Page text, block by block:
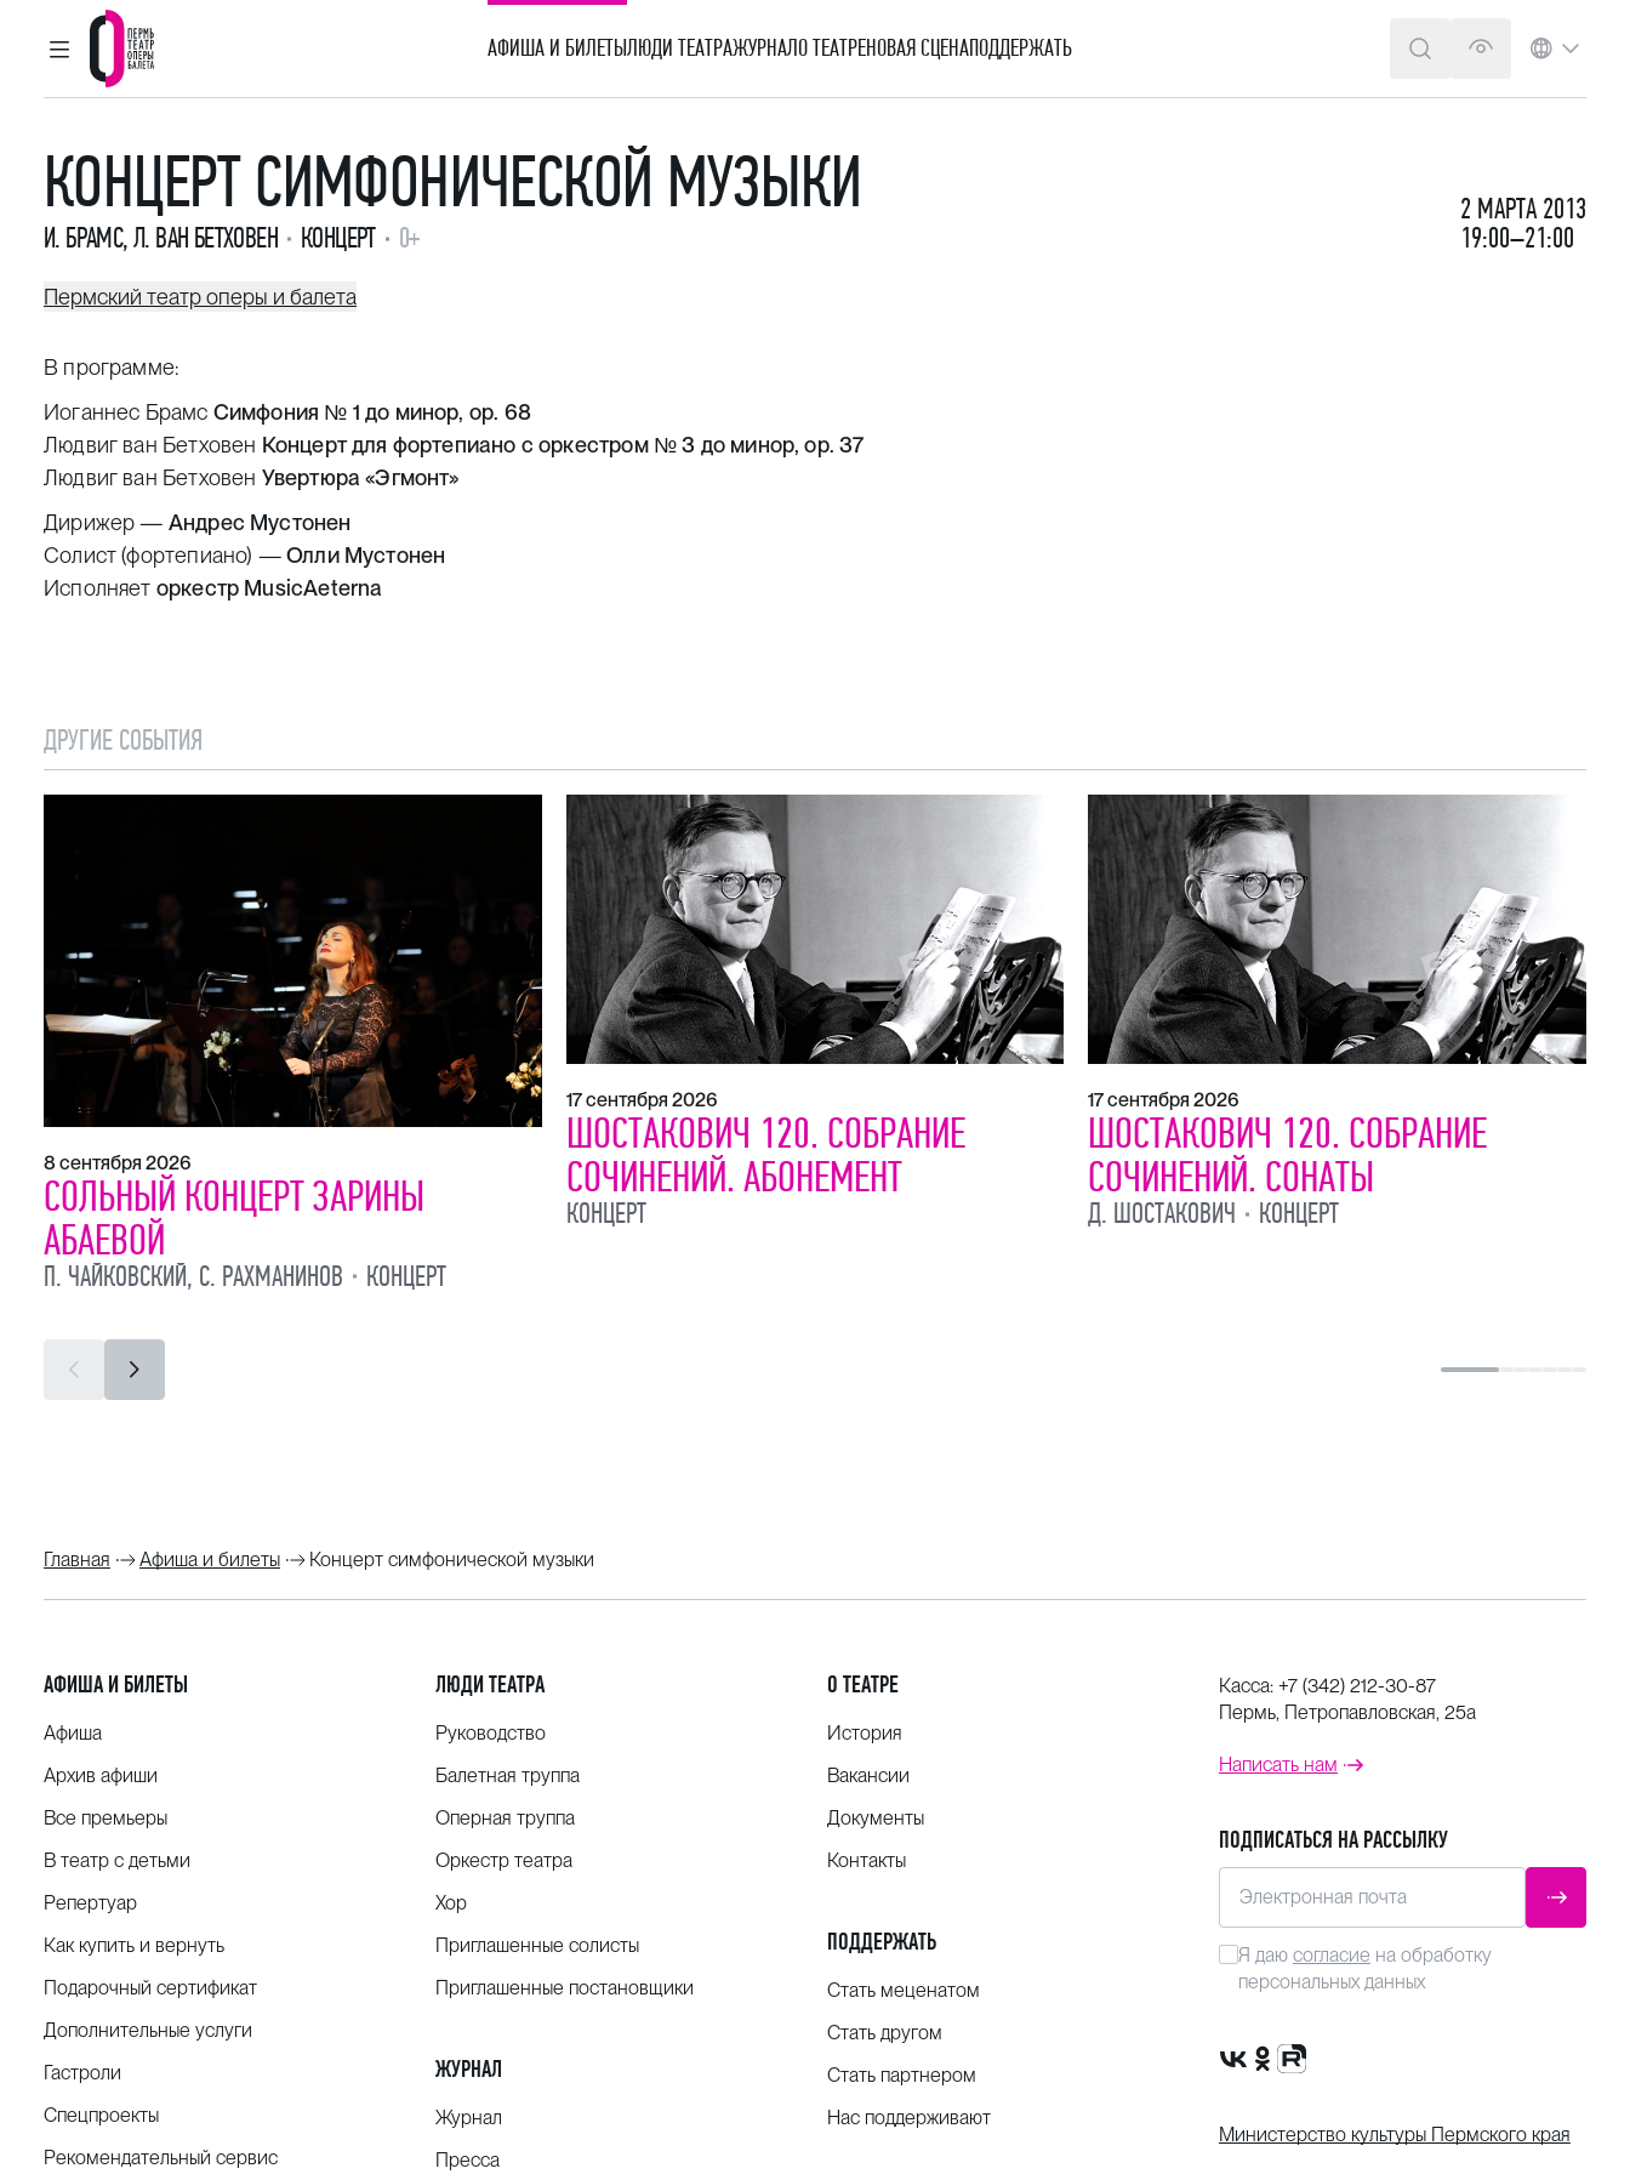
ГЛАВНОЕ МЕНЮ
Пермский театр оперы и балета
АФИША И БИЛЕТЫЛЮДИ ТЕАТРАЖУРНАЛО ТЕАТРЕНОВАЯ СЦЕНАПОДДЕРЖАТЬ ПОИСКВЕРСИЯ ДЛЯ
ЯЗЫК
КОНЦЕРТ СИМФОНИЧЕСКОЙ МУЗЫКИ
И. БРАМС,Л. ВАН БЕТХОВЕН КОНЦЕРТ 0+
2 МАРТА 2013
19:00–21:00
Пермский театр оперы и балета
В программе:
Иоганнес Брамс Симфония № 1 до минор, ор. 68
Людвиг ван Бетховен Концерт для фортепиано с оркестром № 3 до минор, ор. 37
Людвиг ван Бетховен Увертюра «Эгмонт»
Дирижер — Андрес Мустонен
Солист (фортепиано) —Олли Мустонен
Исполняет оркестр MusicAeterna
ДРУГИЕ СОБЫТИЯ
8 сентября 2026
СОЛЬНЫЙ КОНЦЕРТ ЗАРИНЫ
АБАЕВОЙ
П. ЧАЙКОВСКИЙ, С. РАХМАНИНОВ КОНЦЕРТ
17 сентября 2026
ШОСТАКОВИЧ 120. СОБРАНИЕ
СОЧИНЕНИЙ. АБОНЕМЕНТ
КОНЦЕРТ
17 сентября 2026
ШОСТАКОВИЧ 120. СОБРАНИЕ
СОЧИНЕНИЙ. СОНАТЫ
Д. ШОСТАКОВИЧ КОНЦЕРТ
Главная Афиша и билеты Концерт симфонической музыки
АФИША И БИЛЕТЫ
Афиша
Архив афиши
Все премьеры
В театр с детьми
Репертуар
Как купить и вернуть
Подарочный сертификат
Дополнительные услуги
Гастроли
Спецпроекты
Рекомендательный сервис
ЛЮДИ ТЕАТРА
Руководство
Балетная труппа
Оперная труппа
Оркестр театра
Хор
Приглашенные солисты
Приглашенные постановщики
ЖУРНАЛ
Журнал
Пресса
О ТЕАТРЕ
История
Вакансии
Документы
Контакты
ПОДДЕРЖАТЬ
Стать меценатом
Стать другом
Стать партнером
Нас поддерживают
Касса: +7 (342) 212-30-87
Пермь, Петропавловская, 25а
Написать нам
ПОДПИСАТЬСЯ НА РАССЫЛКУ
Электронная почта
Я даю согласие на обработку
персональных данных
Сообщество VK
Группа в одноклассниках
Канал Rutube
Министерство культуры Пермского края